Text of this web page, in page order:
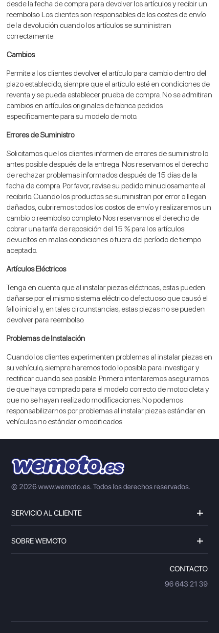
desde la fecha de compra para devolver los artículos y recibir un
reembolso. Los clientes son responsables de los costes de envío
de la devolución cuando los artículos se suministran
correctamente.
Cambios
Permite a los clientes devolver el artículo para cambio dentro del
plazo establecido, siempre que el artículo esté en condiciones de
reventa y se pueda establecer prueba de compra. No se admitiran
cambios en artículos originales de fabrica pedidos
especificamente para su modelo de moto.
Errores de Suministro
Solicitamos que los clientes informen de errores de suministro lo
antes posible después de la entrega. Nos reservamos el derecho
de rechazar problemas informados después de 15 días de la
fecha de compra. Por favor, revise su pedido minuciosamente al
recibirlo. Cuando los productos se suministran por error o llegan
dañados, cubriremos todos los costos de envío y realizaremos un
cambio o reembolso completo. Nos reservamos el derecho de
cobrar una tarifa de reposición del 15 % para los artículos
devueltos en malas condiciones o fuera del período de tiempo
aceptado.
Artículos Eléctricos
Tenga en cuenta que al instalar piezas eléctricas, estas pueden
dañarse por el mismo sistema eléctrico defectuoso que causó el
fallo inicial y, en tales circunstancias, estas piezas no se pueden
devolver para reembolso.
Problemas de Instalación
Cuando los clientes experimenten problemas al instalar piezas en
su vehículo, siempre haremos todo lo posible para investigar y
rectificar cuando sea posible. Primero intentaremos asegurarnos
de que haya comprado para el modelo correcto de motocicleta y
que no se hayan realizado modificaciones. No podemos
responsabilizarnos por problemas al instalar piezas estándar en
vehículos no estándar o modificados.
© 2026 www.wemoto.es.Todos los derechos reservados.
SERVICIO AL CLIENTE
SOBRE WEMOTO
CONTACTO
96 643 21 39